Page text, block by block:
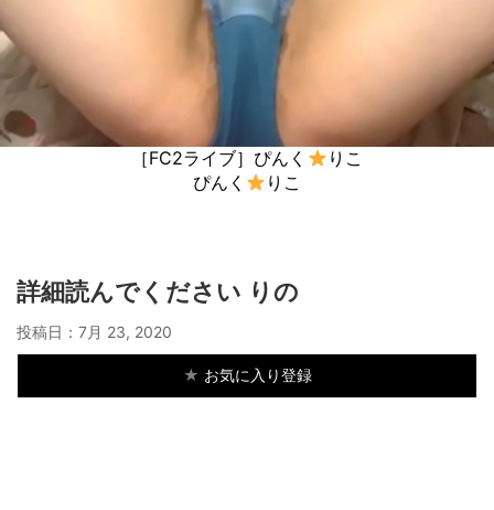
［FC2ライブ］ぴんく
りこ
ぴんく
りこ
詳細読んでください りの
投稿日： 7月 23, 2020
★ お気に入り登録